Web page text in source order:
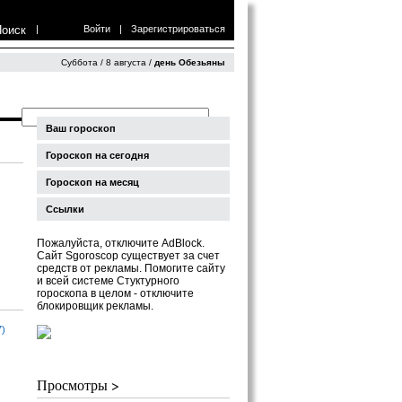
| Войти | Зарегистрироваться
Суббота / 8 августа / день Обезьяны
Ваш гороскоп
Гороскоп на сегодня
Гороскоп на месяц
Ссылки
Пожалуйста, отключите AdBlock.
Сайт Sgoroscop существует за счет
средств от рекламы. Помогите сайту
и всей системе Стуктурного
гороскопа в целом - отключите
блокировщик рекламы.
Просмотры >